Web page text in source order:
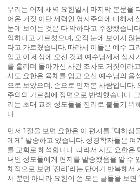
우리는 어제 새벽 요한일서 마지막 본문을
어온 거짓 이단 세력인 영지주의에 대해서
눈에 보이는 것은 다 악하다고 주장했습니
악하다고 가르쳤으며, 오직 눈에 보이지 않
다고 가르쳤습니다. 따라서 이들은 예수 그
입고 이 세상에 오신 것과 예수님께서 십자
를 흘리며 돌아가신 사건 조차도 거짓이라
사도 요한은 육체를 입고 오신 예수님의 음
으로 보았으며, 손으로 만져본 사람입니다.
주의의 가르침에 정면으로 반박했습니다.
리는 초대 교회 성도들을 진리로 붙들기 위
다.
먼저 1절을 보면 요한은 이 편지를 “택하심
에게” 발송하고 있습니다. 성경학자들은 여
를 교회로 해석합니다. 따라서 사도 요한은
녀인 성도들에게 편지를 발송했음을 알 수
체적으로 보면 ‘진리’라는 단어가 반복해서
서 뿐만 아니라 요한이 쓴 모든 글들을 보면